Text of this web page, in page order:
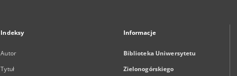
Indeksy
Autor
Tytuł
Informacje
Biblioteka Uniwersytetu
Zielonogórskiego